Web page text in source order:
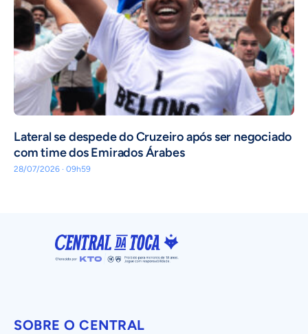
Lateral se despede do Cruzeiro após ser negociado
com time dos Emirados Árabes
28/07/2026 · 09h59
SOBRE O CENTRAL